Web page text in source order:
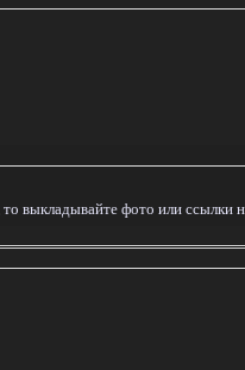
выкладывайте фото или ссылки